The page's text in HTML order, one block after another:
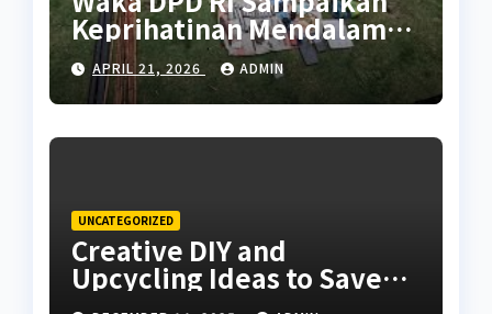
Keprihatinan Mendalam
Atas Kontak Tembak di
Puncak Papua yang
Tewaskan Warga Sipil
APRIL 21, 2026 ADMIN
UNCATEGORIZED
Creative DIY and
Upcycling Ideas to Save
Money Around the House